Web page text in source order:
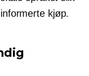
kjøp.